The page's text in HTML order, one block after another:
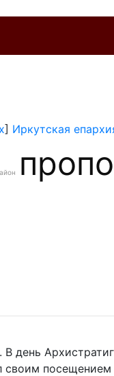
x] Иркутская
день
своим